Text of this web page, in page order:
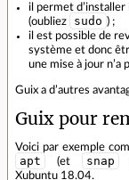
il permet d’installer
(oubliez
sudo ) ;
il est possible de
système et donc
une mise à jour n’a
Guix a d’autres
Guix pour
Voici par exemple
apt (et snap
Xubuntu 18.04.